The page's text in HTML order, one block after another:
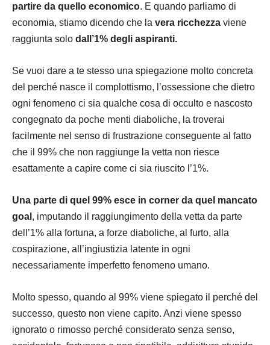
partire da quello economico. E quando parliamo di
economia, stiamo dicendo che la vera ricchezza viene
raggiunta solo dall’1% degli aspiranti.
Se vuoi dare a te stesso una spiegazione molto concreta
del perché nasce il complottismo, l’ossessione che dietro
ogni fenomeno ci sia qualche cosa di occulto e nascosto
congegnato da poche menti diaboliche, la troverai
facilmente nel senso di frustrazione conseguente al fatto
che il 99% che non raggiunge la vetta non riesce
esattamente a capire come ci sia riuscito l’1%.
Una parte di quel 99% esce in corner da quel mancato
goal , imputando il raggiungimento della vetta da parte
dell’1% alla fortuna, a forze diaboliche, al furto, alla
cospirazione, all’ingiustizia latente in ogni
necessariamente imperfetto fenomeno umano.
Molto spesso, quando al 99% viene spiegato il perché del
successo, questo non viene capito. Anzi viene spesso
ignorato o rimosso perché considerato senza senso,